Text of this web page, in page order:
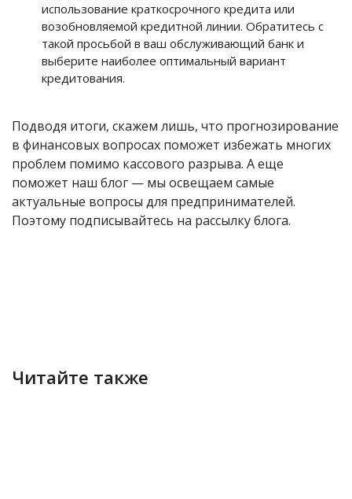
использование краткосрочного кредита или
возобновляемой кредитной линии. Обратитесь с
такой просьбой в ваш обслуживающий банк и
выберите наиболее оптимальный вариант
кредитования.
Подводя итоги, скажем лишь, что прогнозирование
в финансовых вопросах поможет избежать многих
проблем помимо кассового разрыва. А еще
поможет наш блог — мы освещаем самые
актуальные вопросы для предпринимателей.
Поэтому подписывайтесь на рассылку блога.
Читайте также